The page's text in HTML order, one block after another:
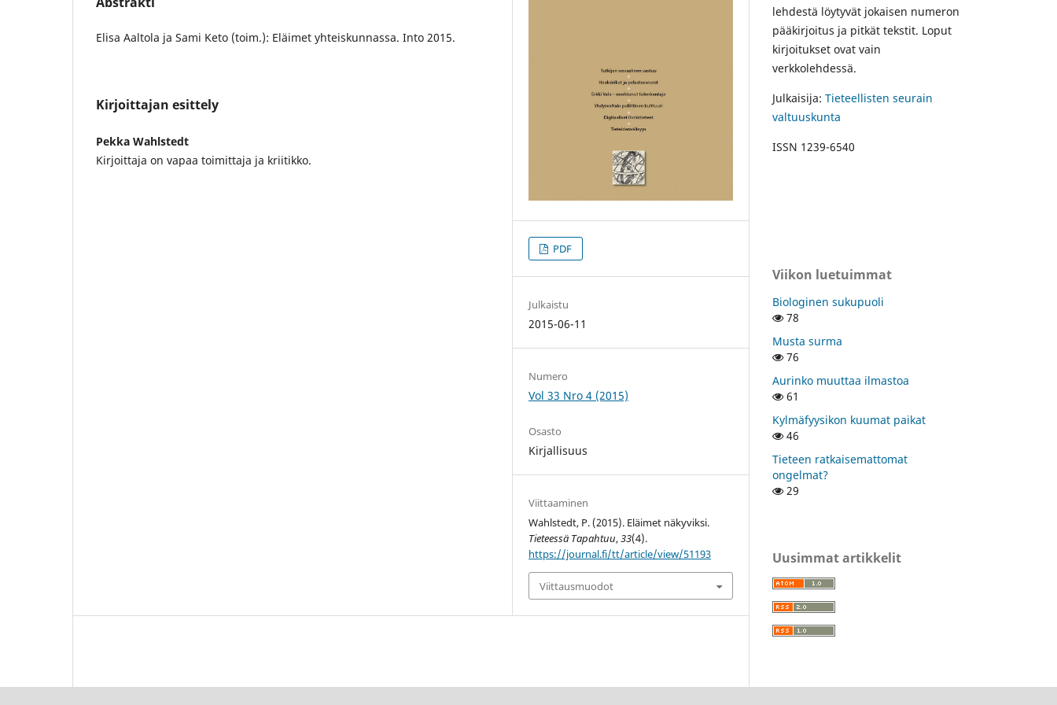
Elisa Aaltola ja Sami Keto (toim.): Eläimet yhteiskunnassa. Into 2015.
Kirjoittajan esittely
Pekka Wahlstedt
Kirjoittaja on vapaa toimittaja ja kriitikko.
PDF
Julkaistu
2015-06-11
Numero
Vol 33 Nro 4 (2015)
Osasto
Kirjallisuus
Viittaaminen
Wahlstedt, P. (2015). Eläimet näkyviksi.
Tieteessä Tapahtuu,33(4).
https://journal.fi/tt/article/view/51193
Viittausmuodot
lehdestä löytyvät jokaisen numeron
pääkirjoitus ja pitkät tekstit. Loput
kirjoitukset ovat vain
verkkolehdessä.
Julkaisija: Tieteellisten seurain
valtuuskunta
ISSN 1239-6540
Viikon luetuimmat
Biologinen sukupuoli
78
Musta surma
76
Aurinko muuttaa ilmastoa
61
Kylmäfyysikon kuumat paikat
46
Tieteen ratkaisemattomat
ongelmat?
29
Uusimmat artikkelit